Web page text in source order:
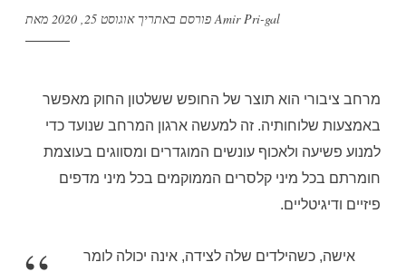
פורסם באתריךאוגוסט 25, 2020 מאתAmir Pri-gal
מרחב ציבורי הוא תוצר של החופש ששלטון החוק מאפשר
באמצעות שלוחותיה. זה למעשה ארגון המרחב שנועד כדי
למנוע פשיעה ולאכוף עונשים המוגדרים ומסווגים בעוצמת
חומרתם בכל מיני קלסרים הממוקמים בכל מיני מדפים
פיזיים ודיגיטליים.
אישה, כשהילדים שלה לצידה, אינה יכולה לומר